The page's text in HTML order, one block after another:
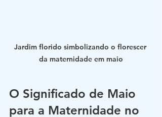
Jardim florido simbolizando o florescer
da maternidade em maio
O Significado de Maio
para a Maternidade no